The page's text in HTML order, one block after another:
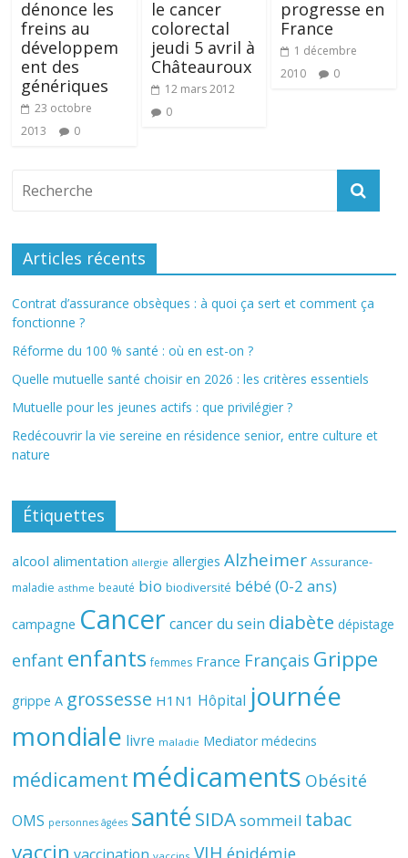
dénonce les
freins au
développem
ent des
génériques
23 octobre
2013
0
le cancer
colorectal
jeudi 5 avril à
Châteauroux
12 mars 2012
0
progresse en
France
1 décembre
2010
0
Articles récents
Contrat d’assurance obsèques : à quoi ça sert et comment ça
fonctionne ?
Réforme du 100 % santé : où en est-on ?
Quelle mutuelle santé choisir en 2026 : les critères essentiels
Mutuelle pour les jeunes actifs : que privilégier ?
Redécouvrir la vie sereine en résidence senior, entre culture et
nature
Étiquettes
alcool alimentation allergie allergies Alzheimer Assurance-
maladie asthme beauté bio biodiversité bébé (0-2 ans)
campagne Cancer cancer du sein diabète dépistage
enfant enfants femmes France Français Grippe
grippe A grossesse H1N1 Hôpital journée
mondiale livre maladie Mediator médecins
médicament médicaments Obésité
OMS personnes âgées santé SIDAsommeil tabac
vaccin épidémie